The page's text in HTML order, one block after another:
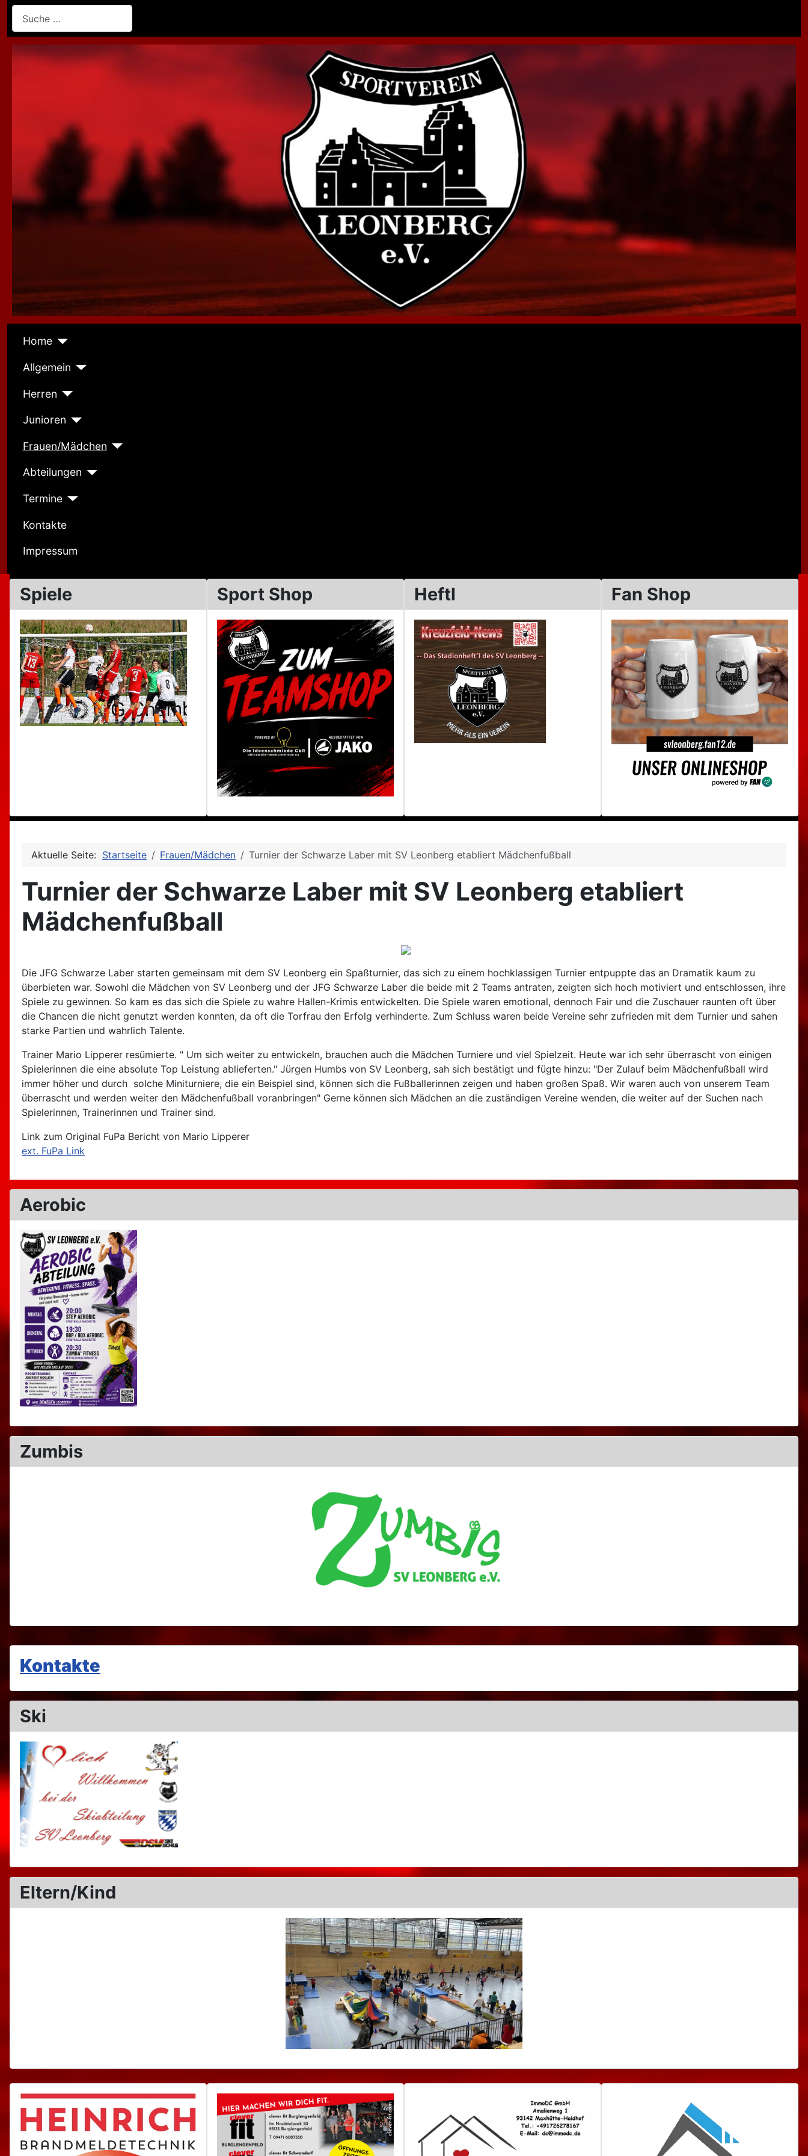
Home
Allgemein
Herren
Junioren
Frauen/Mädchen
Abteilungen
Termine
Kontakte
Impressum
Spiele Sport Shop Heftl Fan Shop
Kontakte
Ski
Eltern/Kind
Aktuelle Seite: Startseite Frauen/Mädchen Turnier der Schwarze Laber mit SV Leonberg etabliert Mädchenfußball
Turnier der Schwarze Laber mit SV Leonberg etabliert
Mädchenfußball
Die JFG Schwarze Laber starten gemeinsam mit dem SV Leonberg ein Spaßturnier, das sich zu einem hochklassigen Turnier entpuppte das an Dramatik kaum zu
überbieten war. Sowohl die Mädchen von SV Leonberg und der JFG Schwarze Laber die beide mit 2 Teams antraten, zeigten sich hoch motiviert und entschlossen, ihre
Spiele zu gewinnen. So kam es das sich die Spiele zu wahre Hallen-Krimis entwickelten. Die Spiele waren emotional, dennoch Fair und die Zuschauer raunten oft über
die Chancen die nicht genutzt werden konnten, da oft die Torfrau den Erfolg verhinderte. Zum Schluss waren beide Vereine sehr zufrieden mit dem Turnier und sahen
starke Partien und wahrlich Talente.
Trainer Mario Lipperer resümierte. " Um sich weiter zu entwickeln, brauchen auch die Mädchen Turniere und viel Spielzeit. Heute war ich sehr überrascht von einigen
Spielerinnen die eine absolute Top Leistung ablieferten." Jürgen Humbs von SV Leonberg, sah sich bestätigt und fügte hinzu: "Der Zulauf beim Mädchenfußball wird
immer höher und durch solche Miniturniere, die ein Beispiel sind, können sich die Fußballerinnen zeigen und haben großen Spaß. Wir waren auch von unserem Team
überrascht und werden weiter den Mädchenfußball voranbringen" Gerne können sich Mädchen an die zuständigen Vereine wenden, die weiter auf der Suchen nach
Spielerinnen, Trainerinnen und Trainer sind.
Link zum Original FuPa Bericht von Mario Lipperer
ext. FuPa Link
Aerobic
Zumbis